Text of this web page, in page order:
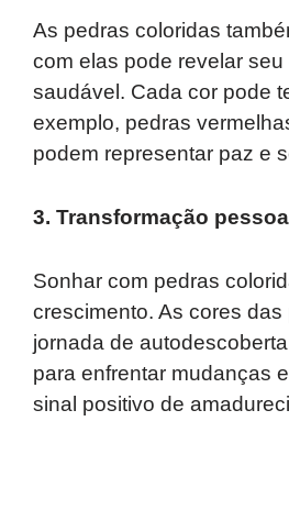
As pedras coloridas
com elas pode revelar
saudável. Cada cor pode
exemplo, pedras
podem representar paz e
3. Transformação
Sonhar com pedras
crescimento. As cores
jornada de
para enfrentar mudanças
sinal positivo de